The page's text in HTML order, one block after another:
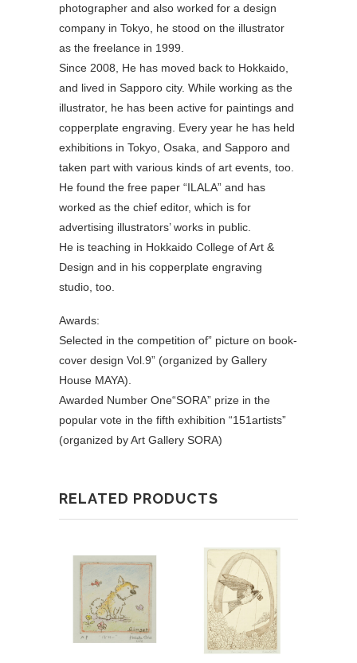
photographer and also worked for a design
company in Tokyo, he stood on the illustrator
as the freelance in 1999.
Since 2008, He has moved back to Hokkaido,
and lived in Sapporo city. While working as the
illustrator, he has been active for paintings and
copperplate engraving. Every year he has held
exhibitions in Tokyo, Osaka, and Sapporo and
taken part with various kinds of art events, too.
He found the free paper “ILALA” and has
worked as the chief editor, which is for
advertising illustrators’ works in public.
He is teaching in Hokkaido College of Art &
Design and in his copperplate engraving
studio, too.
Awards:
Selected in the competition of” picture on book-
cover design Vol.9” (organized by Gallery
House MAYA).
Awarded Number One“SORA” prize in the
popular vote in the fifth exhibition “151artists”
(organized by Art Gallery SORA)
RELATED PRODUCTS